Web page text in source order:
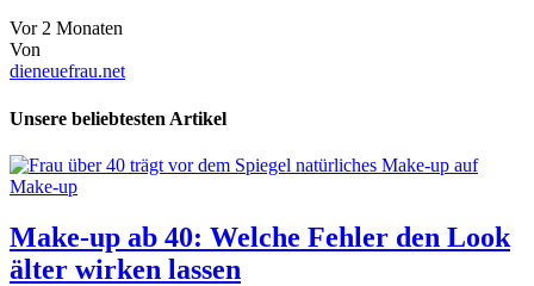
Vor 2 Monaten
Von
dieneuefrau.net
Unsere beliebtesten Artikel
Make-up
Make-up ab 40: Welche Fehler den Look
älter wirken lassen